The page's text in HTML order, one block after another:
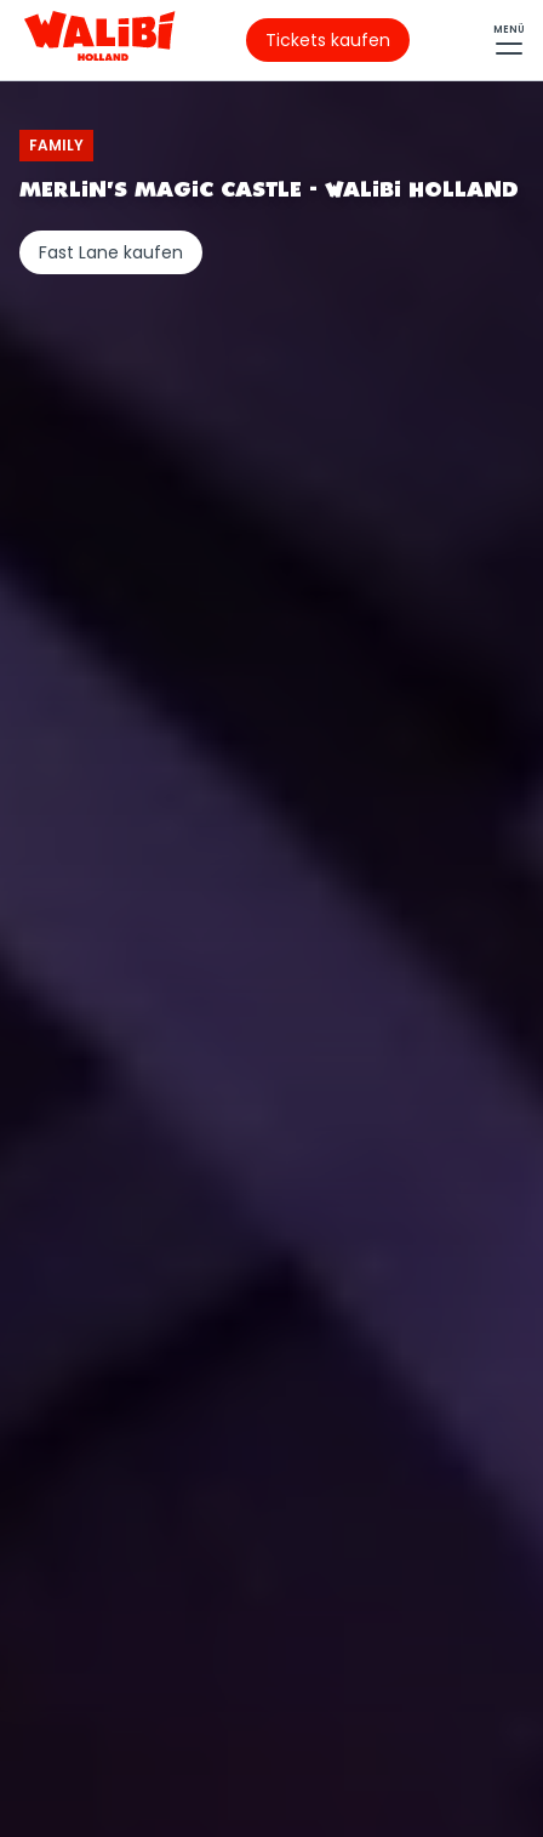
Tickets kaufen MENÜ
FAMILY
MERLIN’S MAGIC CASTLE - WALIBI HOLLAND
Fast Lane kaufen